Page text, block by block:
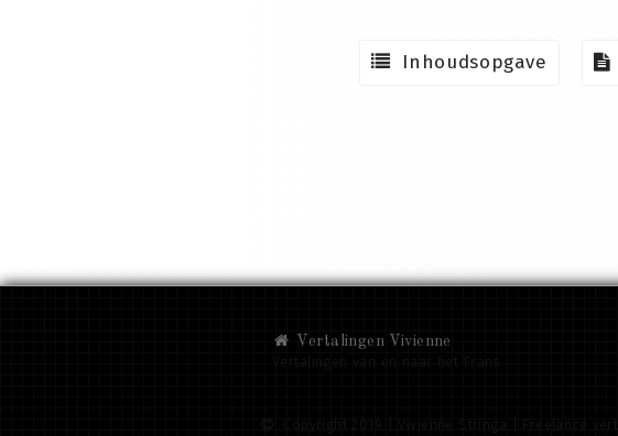
Inhoudsopgave
Vertalingen Vivienne
Vertalingen van en naar het Frans
Copyright 2019 | Vivienne Stringa | Freelance